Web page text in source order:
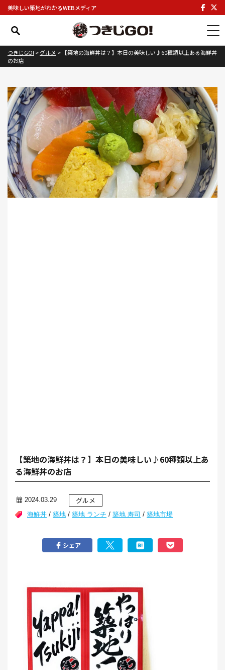
美味しい築地がわかるWEBメディア
つきじGO! >グルメ > 【築地の海鮮丼は？】本日の美味しい♪60種類以上ある海鮮丼
のお店
【築地の海鮮丼は？】本日の美味しい♪60種類以上あ
る海鮮丼のお店
2024.03.29 グルメ
海鮮丼 / 築地 / 築地 ランチ / 築地 寿司 / 築地市場
シェア